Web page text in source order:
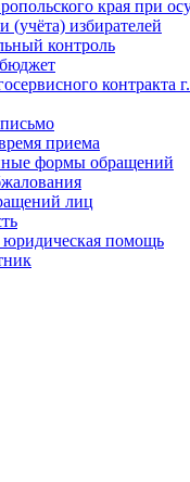
края при
(учёта) избирателей
контроль
контракта
приема
формы обращений
лиц
юридическая помощь